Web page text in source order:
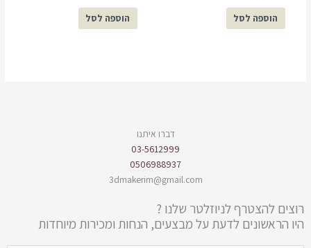
הוספה לסל הוספה לסל
דברו איתנו
03-5612999
0506988937
3dmakerim@gmail.com
רוצים להצטרף לניוזלטר שלנו ?
היו הראשונים לדעת על מבצעים, הנחות ומכירות מיוחדות